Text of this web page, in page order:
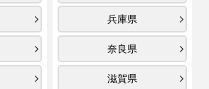
兵庫県
奈良県
滋賀県